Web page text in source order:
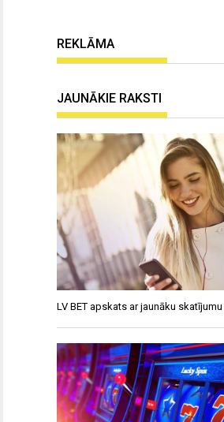
REKLĀMA
JAUNĀKIE RAKSTI
LV BET apskats ar jaunāku skatījumu